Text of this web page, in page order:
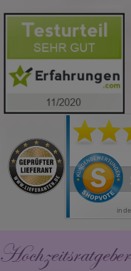
Hochzeitsratgeber